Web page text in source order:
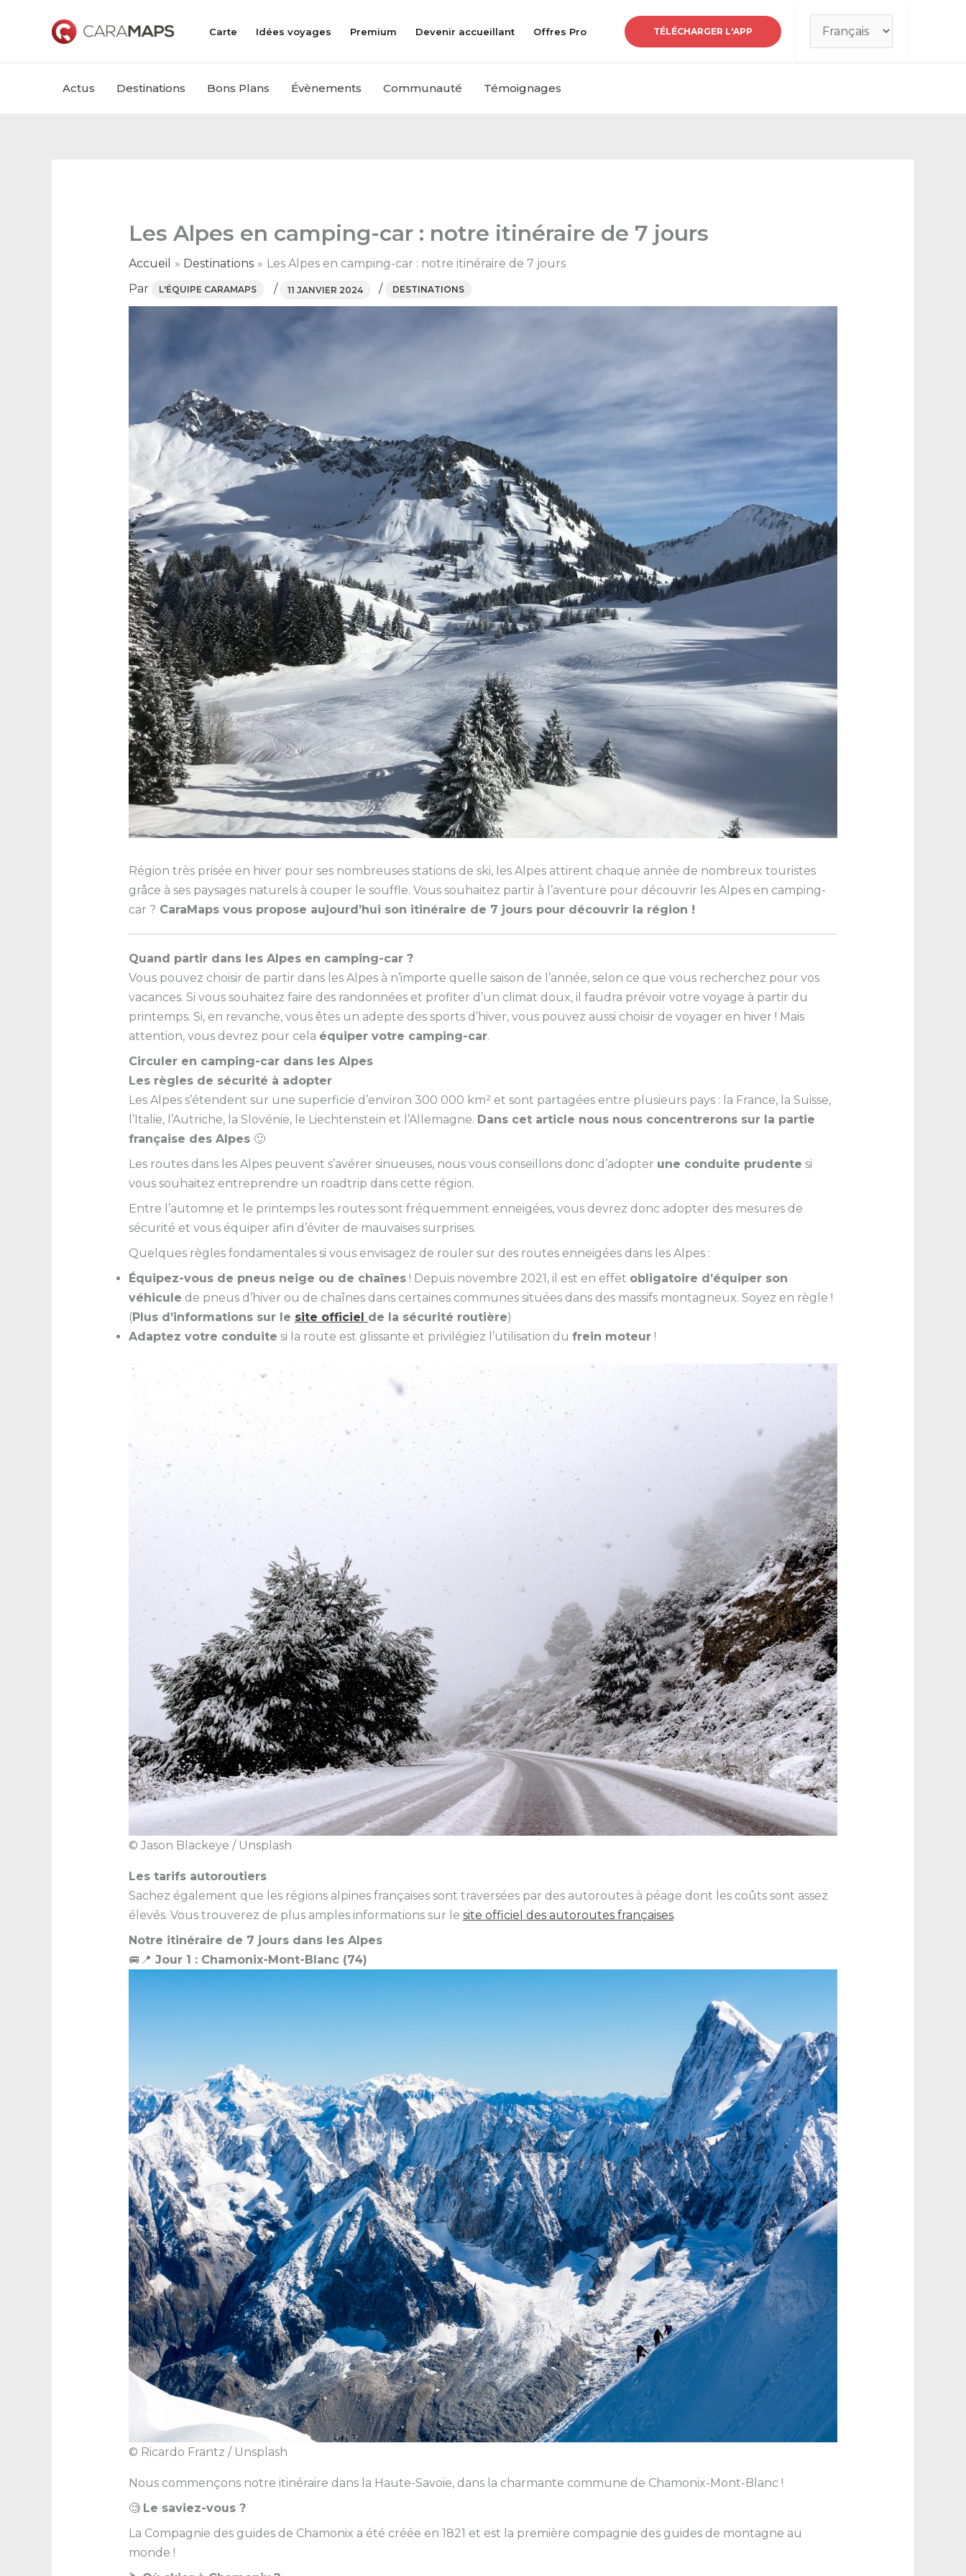
Carte Idées voyages Premium Devenir accueillant Offres Pro TÉLÉCHARGER L'APP
Choisir
langue
Actus
Destinations Bons Plans Évènements Communauté Témoignages
Les Alpes en camping-car : notre itinéraire de 7 jours
Accueil Destinations
Les Alpes en camping-car : notre itinéraire de 7 jours
Par
L'ÉQUIPE CARAMAPS / 11 JANVIER 2024 / DESTINATIONS
Région très prisée en hiver pour ses nombreuses stations de ski, les Alpes attirent chaque année de nombreux touristes
grâce à ses paysages naturels à couper le souffle. Vous souhaitez partir à l’aventure pour découvrir les Alpes en camping-
car ? CaraMaps vous propose aujourd’hui son itinéraire de 7 jours pour découvrir la région !
Quand partir dans les Alpes en camping-car ?
Vous pouvez choisir de partir dans les Alpes à n’importe quelle saison de l’année, selon ce que vous recherchez pour vos
vacances. Si vous souhaitez faire des randonnées et profiter d’un climat doux, il faudra prévoir votre voyage à partir du
printemps. Si, en revanche, vous êtes un adepte des sports d’hiver, vous pouvez aussi choisir de voyager en hiver ! Mais
attention, vous devrez pour cela équiper votre camping-car.
Circuler en camping-car dans les Alpes
Les règles de sécurité à adopter
Les Alpes s’étendent sur une superficie d’environ 300 000 km² et sont partagées entre plusieurs pays : la France, la Suisse,
l’Italie, l’Autriche, la Slovénie, le Liechtenstein et l’Allemagne. Dans cet article nous nous concentrerons sur la partie
française des Alpes 🙂
Les routes dans les Alpes peuvent s’avérer sinueuses, nous vous conseillons donc d’adopter une conduite prudente si
vous souhaitez entreprendre un roadtrip dans cette région.
Entre l’automne et le printemps les routes sont fréquemment enneigées, vous devrez donc adopter des mesures de
sécurité et vous équiper afin d’éviter de mauvaises surprises.
Quelques règles fondamentales si vous envisagez de rouler sur des routes enneigées dans les Alpes :
Équipez-vous de pneus neige ou de chaînes! Depuis novembre 2021, il est en effet obligatoire d’équiper son
véhicule de pneus d’hiver ou de chaînes dans certaines communes situées dans des massifs montagneux. Soyez en règle !
(Plus d’informations sur le site officiel de la sécurité routière)
Adaptez votre conduite si la route est glissante et privilégiez l’utilisation du frein moteur!
© Jason Blackeye / Unsplash
Les tarifs autoroutiers
Sachez également que les régions alpines françaises sont traversées par des autoroutes à péage dont les coûts sont assez
élevés. Vous trouverez de plus amples informations sur le site officiel des autoroutes françaises.
Notre itinéraire de 7 jours dans les Alpes
🚐📍 Jour 1 : Chamonix-Mont-Blanc (74)
© Ricardo Frantz / Unsplash
Nous commençons notre itinéraire dans la Haute-Savoie, dans la charmante commune de Chamonix-Mont-Blanc !
🧐 Le saviez-vous ?
La Compagnie des guides de Chamonix a été créée en 1821 et est la première compagnie des guides de montagne au
monde !